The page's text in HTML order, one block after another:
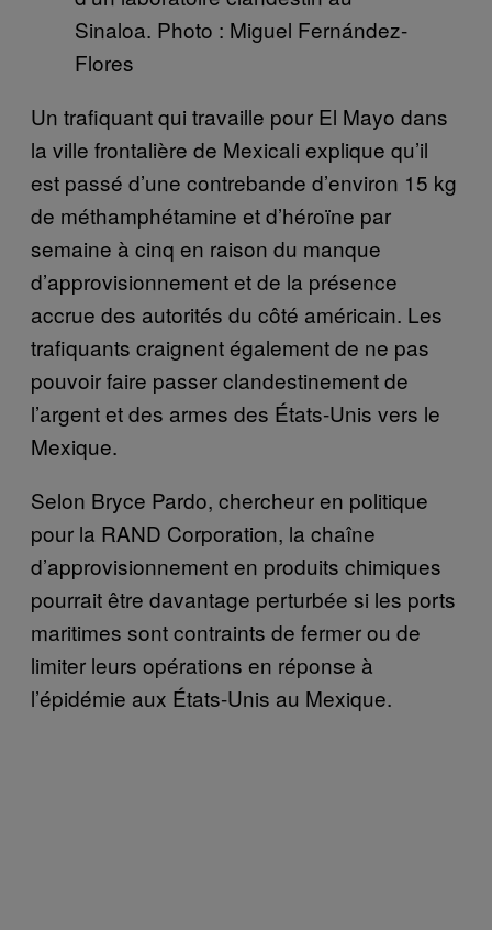
Sinaloa. Photo : Miguel Fernández-
Flores
Un trafiquant qui travaille pour El Mayo dans
la ville frontalière de Mexicali explique qu’il
est passé d’une contrebande d’environ 15 kg
de méthamphétamine et d’héroïne par
semaine à cinq en raison du manque
d’approvisionnement et de la présence
accrue des autorités du côté américain. Les
trafiquants craignent également de ne pas
pouvoir faire passer clandestinement de
l’argent et des armes des États-Unis vers le
Mexique.
Selon Bryce Pardo, chercheur en politique
pour la RAND Corporation, la chaîne
d’approvisionnement en produits chimiques
pourrait être davantage perturbée si les ports
maritimes sont contraints de fermer ou de
limiter leurs opérations en réponse à
l’épidémie aux États-Unis au Mexique.